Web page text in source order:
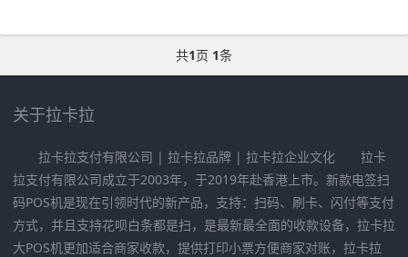
共1页 1条
关于拉卡拉
拉卡拉支付有限公司 | 拉卡拉品牌 | 拉卡拉企业文化 拉卡
拉支付有限公司成立于2003年，于2019年赴香港上市。新款电签扫
码POS机是现在引领时代的新产品，支持：扫码、刷卡、闪付等支付
方式，并且支持花呗白条都是扫，是最新最全面的收款设备，拉卡拉
大POS机更加适合商家收款，提供打印小票方便商家对账，拉卡拉